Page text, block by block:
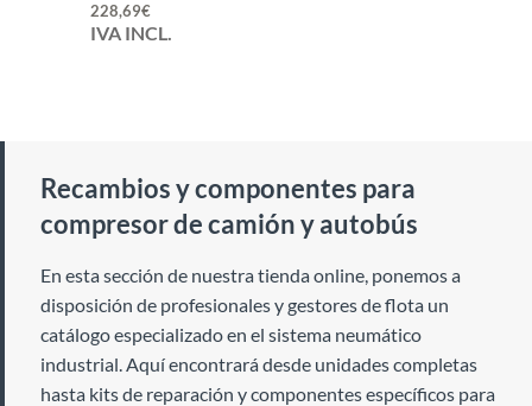
228,69€
IVA INCL.
Recambios y componentes para
compresor de camión y autobús
En esta sección de nuestra tienda online, ponemos a
disposición de profesionales y gestores de flota un
catálogo especializado en el sistema neumático
industrial. Aquí encontrará desde unidades completas
hasta kits de reparación y componentes específicos para